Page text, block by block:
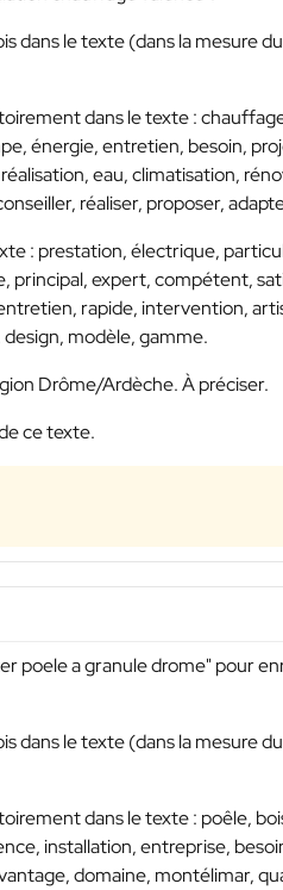
dans le texte (dans la mesure
dans le texte :
énergie, entretien, besoin,
eau, climatisation,
réaliser, proposer,
: prestation, électrique,
expert, compétent,
rapide, intervention,
modèle, gamme.
Drôme/Ardèche. À préciser.
ce texte.
poele a granule drome" pour
dans le texte (dans la mesure
dans le texte : poêle,
installation, entreprise,
domaine, montélimar,